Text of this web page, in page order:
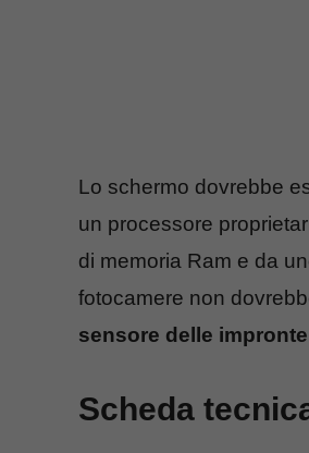
Lo schermo dovrebbe
un processore
di memoria Ram e da
fotocamere non
sensore delle
Scheda